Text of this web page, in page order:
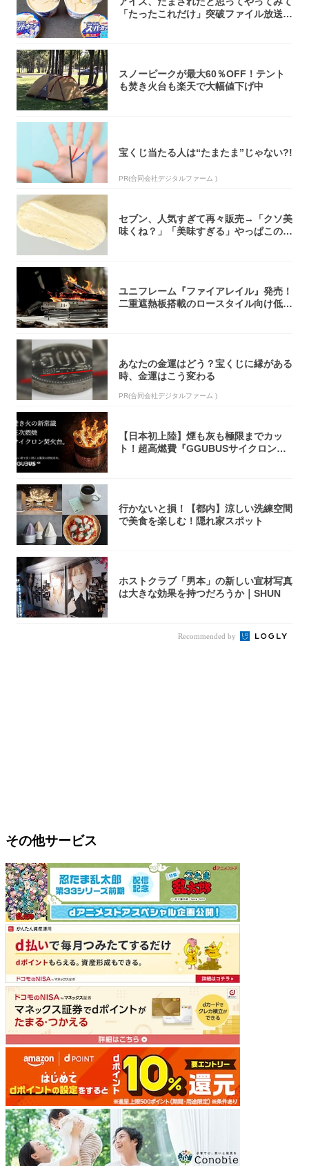
「たったこれだけ」突破ファイル放送で
スノーピークが最大60％OFF！テント
も焚き火台も楽天で大幅値下げ中
宝くじ当たる人は“たまたま”じゃない?!
PR(合同会社デジタルファーム )
セブン、人気すぎて再々販売→「クソ美
味くね？」「美味すぎる」やっぱこのク
ユニフレーム『ファイアレイル』発売！
二重遮熱板搭載のロースタイル向け低型
あなたの金運はどう？宝くじに縁がある
時、金運はこう変わる
PR(合同会社デジタルファーム )
【日本初上陸】煙も灰も極限までカッ
ト！超高燃費『GGUBUSサイクロン焚
行かないと損！【都内】涼しい洗練空間
で美食を楽しむ！隠れ家スポット
ホストクラブ「男本」の新しい宣材写真
は大きな効果を持つだろうか｜SHUN
Recommended by
その他サービス